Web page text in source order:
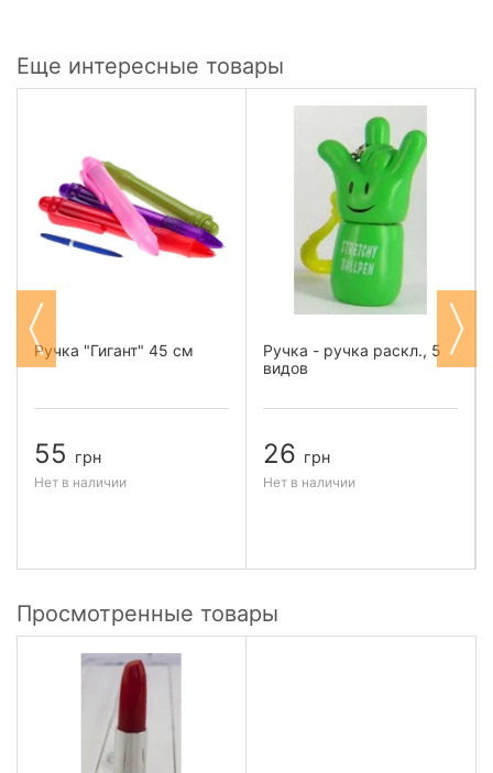
Еще интересные товары
Ручка "Гигант" 45 см
55 грн
Нет в наличии
Ручка - ручка раскл., 5
видов
26 грн
Нет в наличии
Просмотренные товары